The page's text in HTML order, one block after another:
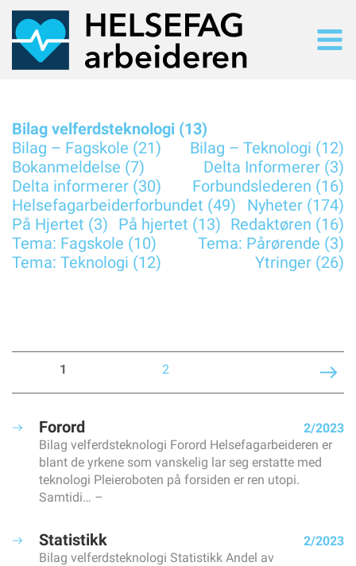
Søk i alt innhold
SISTE UTGAVE
Les siste utgave på nett
TIDLIGERE UTGAVER
Arkiv
NYHETER
Nyhetsarkiv
REDAKTØREN
Kommer jobbmobil til å bli den nye fleecejakka?
KORT & GODT
Kort & godt
FORBUNDSLEDEREN
«Er du medlem av en fagforening?» Har du fått det
spørsmålet noen gang?
NYHETER
– Trenger bare tjenestetelefon
Kevin sørger for at nyansatte blir en del av gjengen
Bilag velferdsteknologi (13)
Bilag – Fagskole (21)
Bilag – Teknologi (12)
Bokanmeldelse (7)
Delta Informerer (3)
Delta informerer (30)
Forbundslederen (16)
Helsefagarbeiderforbundet (49)
Nyheter (174)
På Hjertet (3)
På hjertet (13) Redaktøren (16)
Tema: Fagskole (10)
Tema: Pårørende (3)
Tema: Teknologi (12)
Ytringer (26)
1 2
Forord
2/2023
Bilag velferdsteknologi Forord Helsefagarbeideren er
blant de yrkene som vanskelig lar seg erstatte med
teknologi Pleieroboten på forsiden er ren utopi.
Samtidi…
Statistikk
2/2023
Bilag velferdsteknologi Statistikk Andel av